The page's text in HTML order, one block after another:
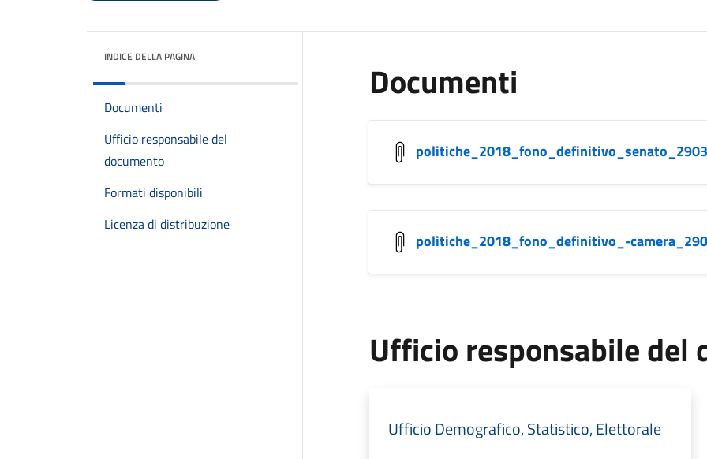
INDICE DELLA PAGINA
Documenti
Ufficio responsabile del
documento
Formati disponibili
Licenza di distribuzione
Documenti
politiche_2018_fono_definitivo_-
Ufficio responsabile del
Ufficio Demografico, Statistico, Elettorale